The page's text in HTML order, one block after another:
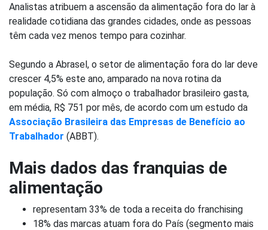
Analistas atribuem a ascensão da alimentação fora do lar à
realidade cotidiana das grandes cidades, onde as pessoas
têm cada vez menos tempo para cozinhar.
Segundo a Abrasel, o setor de alimentação fora do lar deve
crescer 4,5% este ano, amparado na nova rotina da
população. Só com almoço o trabalhador brasileiro gasta,
em média, R$ 751 por mês, de acordo com um estudo da
Associação Brasileira das Empresas de Benefício ao
Trabalhador (ABBT).
Mais dados das franquias de
alimentação
representam 33% de toda a receita do franchising
18% das marcas atuam fora do País (segmento mais